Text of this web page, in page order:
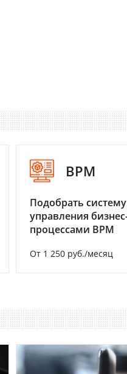
BPM
Подобрать систему
управления
процессами BPM
От 1 250 руб./месяц